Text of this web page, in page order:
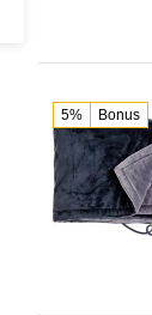
5% Bonus